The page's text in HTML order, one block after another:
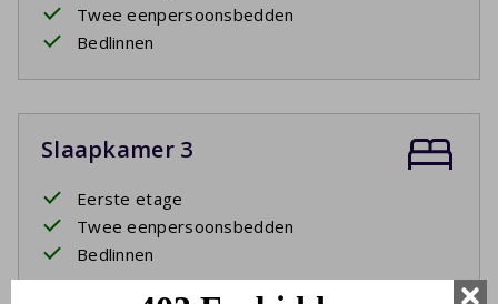
Twee eenpersoonsbedden
Bedlinnen
Slaapkamer 3
Eerste etage
Twee eenpersoonsbedden
Bedlinnen